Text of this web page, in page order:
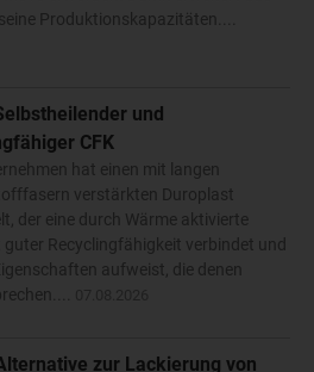
Produktionskapazitäten....
und
CFK
hat einen mit langen
verstärkten Duroplast
der eine durch Wärme aktivierte
Recyclingfähigkeit verbindet und
aufweist, die denen
zur Lackierung von